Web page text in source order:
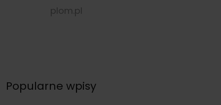
plom.pl
Popularne wpisy